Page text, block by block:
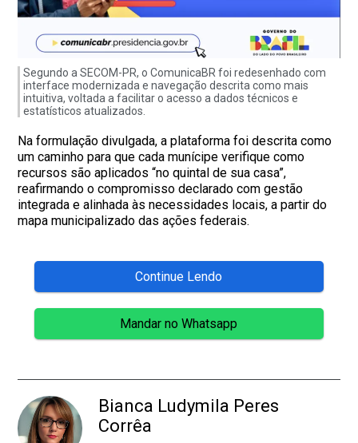
Segundo a SECOM-PR, o ComunicaBR foi redesenhado com
interface modernizada e navegação descrita como mais
intuitiva, voltada a facilitar o acesso a dados técnicos e
estatísticos atualizados.
Na formulação divulgada, a plataforma foi descrita como
um caminho para que cada munícipe verifique como
recursos são aplicados “no quintal de sua casa”,
reafirmando o compromisso declarado com gestão
integrada e alinhada às necessidades locais, a partir do
mapa municipalizado das ações federais.
Continue Lendo
Mandar no Whatsapp
Bianca Ludymila Peres
Corrêa